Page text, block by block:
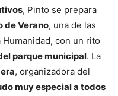
, Pinto se prepara
de Verano, una de las
con un rito
parque municipal. La
, organizadora del
muy especial a todos